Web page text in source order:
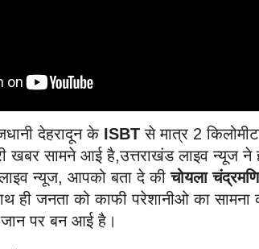
देहरादून के ISBT से मात्र 2
खबर सामने आई है,उत्तराखंड लाइव न्यूज
न्यूज, आपको बता दे की चोयला
ही जनता को काफी परेशानीओ का
पर बन आई है।